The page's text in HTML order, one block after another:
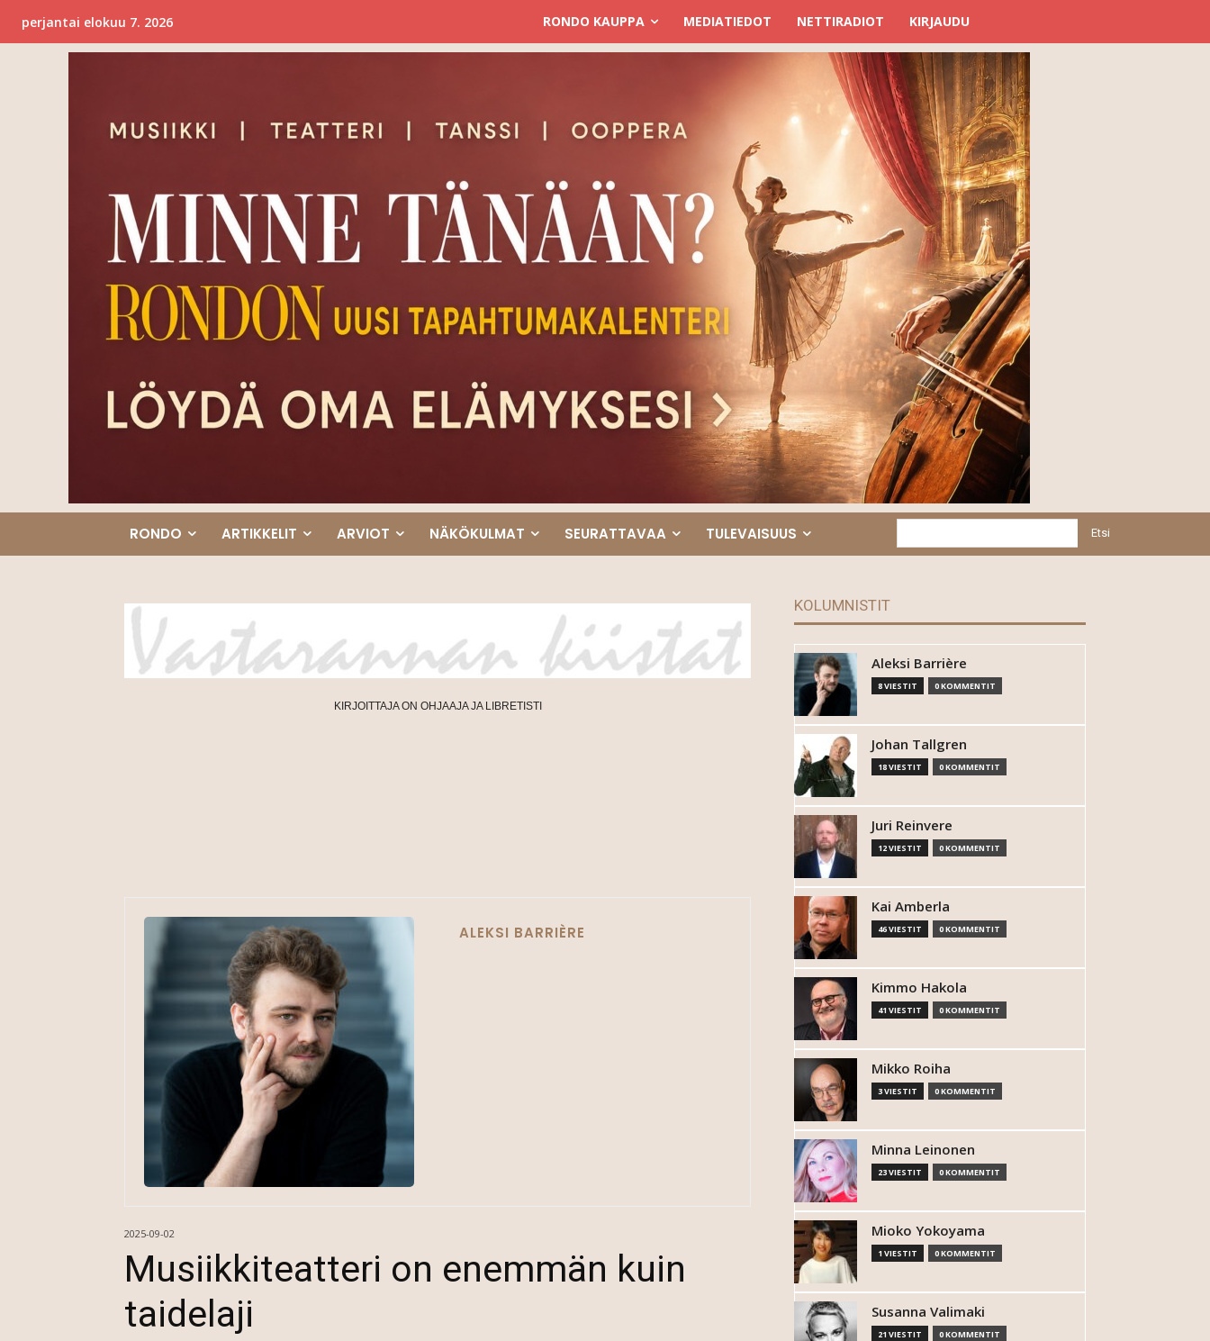
perjantai elokuu 7. 2026 RONDO KAUPPA MEDIATIEDOT NETTIRADIOT KIRJAUDU
RONDO ARTIKKELIT ARVIOT NÄKÖKULMAT SEURATTAVAA TULEVAISUUS Etsi
KIRJOITTAJA ON OHJAAJA JA LIBRETISTI
ALEKSI BARRIÈRE
2025-09-02
Musiikkiteatteri on enemmän kuin
taidelaji
KOLUMNISTIT
Aleksi Barrière
8 VIESTIT 0 KOMMENTIT
Johan Tallgren
18 VIESTIT 0 KOMMENTIT
Juri Reinvere
12 VIESTIT 0 KOMMENTIT
Kai Amberla
46 VIESTIT 0 KOMMENTIT
Kimmo Hakola
41 VIESTIT 0 KOMMENTIT
Mikko Roiha
3 VIESTIT 0 KOMMENTIT
Minna Leinonen
23 VIESTIT 0 KOMMENTIT
Mioko Yokoyama
1 VIESTIT 0 KOMMENTIT
Susanna Valimaki
21 VIESTIT 0 KOMMENTIT